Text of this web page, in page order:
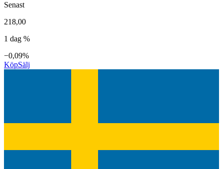
Senast
218,00
1 dag %
−0,09%
KöpSälj